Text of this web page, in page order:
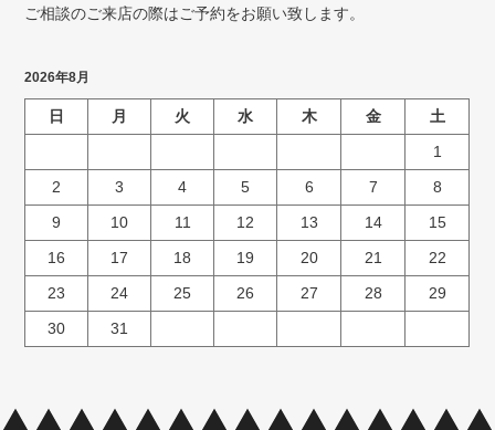
ご相談のご来店の際はご予約をお願い致します。
2026年8月
日 月 火 水 木 金
土
1
2
3 4 5 6 7
8
9
10 11 12 13 14
15
16
17 18 19 20 21
22
23
24 25 26 27 28
29
30
31